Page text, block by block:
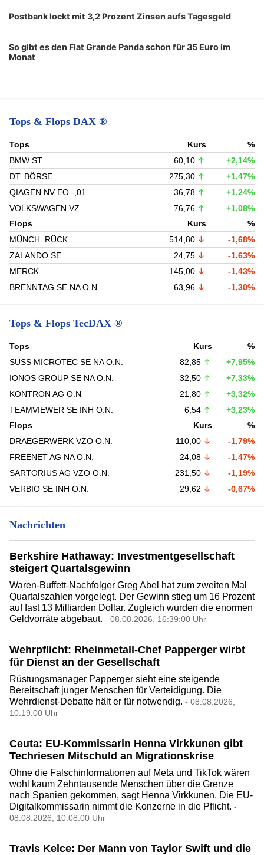
Tops & Flops DAX ®
Tops Kurs
%
BMW ST
60,10
+2,14%
DT. BÖRSE
275,30
+1,47%
QIAGEN NV EO -,01
36,78
+1,24%
VOLKSWAGEN VZ
76,76
+1,08%
Flops
Kurs
%
MÜNCH. RÜCK
514,80
-1,68%
ZALANDO SE
24,75
-1,63%
MERCK
145,00
-1,43%
BRENNTAG SE NA O.N.
63,96 -1,30%
Tops & Flops TecDAX ®
Tops Kurs
%
SUSS MICROTEC SE NA O.N.
82,85
+7,95%
IONOS GROUP SE NA O.N.
32,50
+7,33%
KONTRON AG O.N
21,80
+3,32%
TEAMVIEWER SE INH O.N.
6,54
+3,23%
Flops
Kurs
%
DRAEGERWERK VZO O.N.
110,00
-1,79%
FREENET AG NA O.N.
24,08
-1,47%
SARTORIUS AG VZO O.N.
231,50
-1,19%
VERBIO SE INH O.N.
29,62 -0,67%
Nachrichten
Berkshire Hathaway: Investmentgesellschaft
steigert Quartalsgewinn
Waren-Buffett-Nachfolger Greg Abel hat zum zweiten Mal
Quartalszahlen vorgelegt. Der Gewinn stieg um 16 Prozent
auf fast 13 Milliarden Dollar. Zugleich wurden die enormen
Geldvorräte abgebaut. - 08.08.2026, 16:39:00 Uhr
Wehrpflicht: Rheinmetall-Chef Papperger wirbt
für Dienst an der Gesellschaft
Rüstungsmanager Papperger sieht eine steigende
Bereitschaft junger Menschen für Verteidigung. Die
Wehrdienst-Debatte hält er für notwendig. - 08.08.2026,
10:19:00 Uhr
Ceuta: EU-Kommissarin Henna Virkkunen gibt
Techriesen Mitschuld an Migrationskrise
Ohne die Falschinformationen auf Meta und TikTok wären
wohl kaum Zehntausende Menschen über die Grenze
nach Spanien gekommen, sagt Henna Virkkunen. Die EU-
Digitalkommissarin nimmt die Konzerne in die Pflicht. -
08.08.2026, 10:08:00 Uhr
Travis Kelce: Der Mann von Taylor Swift und die